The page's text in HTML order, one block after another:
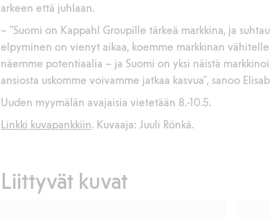
arkeen että juhlaan.
– ”Suomi on Kappahl Groupille tärkeä markkina, ja
elpyminen on vienyt aikaa, koemme markkinan
näemme potentiaalia – ja Suomi on yksi näistä
ansiosta uskomme voivamme jatkaa kasvua”, sanoo
Uuden myymälän avajaisia vietetään 8.-10.5.
Linkki kuvapankkiin. Kuvaaja: Juuli Rönkä.
Liittyvät kuvat